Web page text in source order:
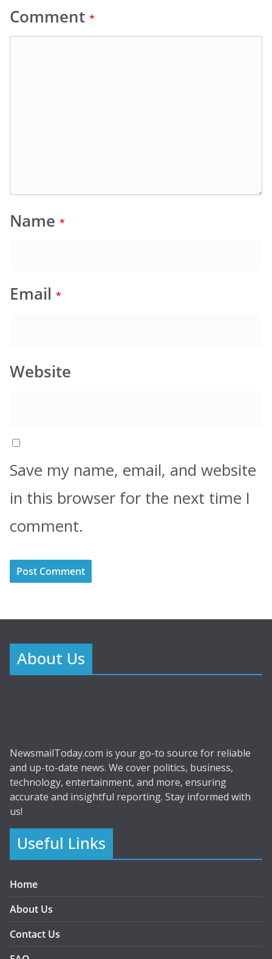
Comment *
Name *
Email *
Website
Save my name, email, and website
in this browser for the next time I
comment.
About Us
NewsmailToday.com is your go-to source for reliable
and up-to-date news. We cover politics, business,
technology, entertainment, and more, ensuring
accurate and insightful reporting. Stay informed with
us!
Useful Links
Home
About Us
Contact Us